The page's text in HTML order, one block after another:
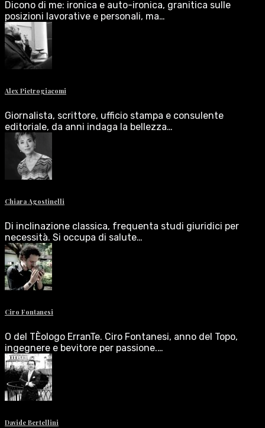
Dicono di me: ironica e auto-ironica, granitica sulle
posizioni lavorative e personali, ma…
Alex Pietrogiacomi
Giornalista, scrittore, ufficio stampa e consulente
editoriale, da anni indaga la bellezza…
Chiara Agostinelli
Di inclinazione classica, frequenta studi giuridici per
necessità. Si occupa di salute…
Ciro Fontanesi
O del TÈologo ErranTe. Ciro Fontanesi, anno del Topo,
ingegnere e bevitore per passione.…
Davide Bertellini